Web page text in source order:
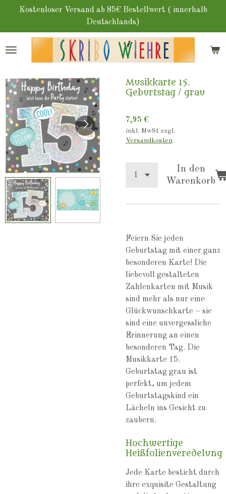
Zum
springen
Kostenloser Versand ab 85€ Bestellwert ( innerhalb
Deutschlands)
Musikkarte 15.
Geburtstag / grau
7,95 €
inkl. MwSt zzgl.
Versandkosten
In den
Warenkorb
Feiern Sie jeden
Geburtstag mit einer ganz
besonderen Karte! Die
liebevoll gestalteten
Zahlenkarten mit Musik
sind mehr als nur eine
Glückwunschkarte – sie
sind eine unvergessliche
Erinnerung an einen
besonderen Tag. Die
Musikkarte 15.
Geburtstag grau ist
perfekt, um jedem
Geburtstagskind ein
Lächeln ins Gesicht zu
zaubern.
Hochwertige
Heißfolienveredelung
Jede Karte besticht durch
ihre exquisite Gestaltung